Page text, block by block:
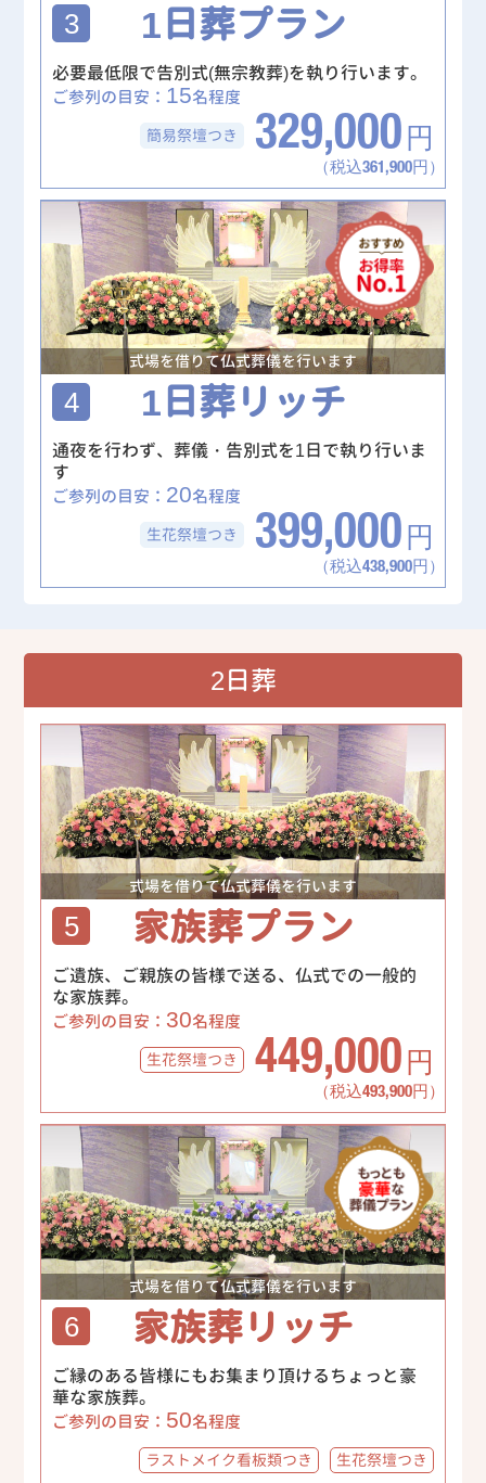
3 1日葬プラン
必要最低限で告別式(無宗教葬)を執り行います。
ご参列の目安： 15名程度
簡易祭壇つき 329,000 円
（税込361,900円）
式場を借りて仏式葬儀を行います
4 1日葬リッチ
通夜を行わず、葬儀・告別式を1日で執り行いま
す
ご参列の目安： 20名程度
生花祭壇つき 399,000 円
（税込438,900円）
2日葬
式場を借りて仏式葬儀を行います
5 家族葬プラン
ご遺族、ご親族の皆様で送る、仏式での一般的
な家族葬。
ご参列の目安： 30名程度
生花祭壇つき 449,000 円
（税込493,900円）
式場を借りて仏式葬儀を行います
6 家族葬リッチ
ご縁のある皆様にもお集まり頂けるちょっと豪
華な家族葬。
ご参列の目安： 50名程度
ラストメイク看板類つき 生花祭壇つき